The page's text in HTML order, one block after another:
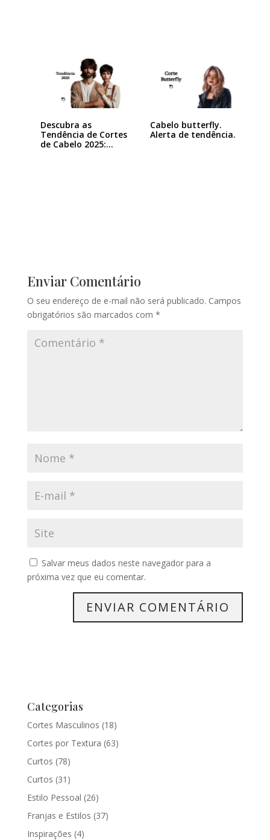
Descubra as
Tendência de Cortes
de Cabelo 2025:…
Cabelo butterfly.
Alerta de tendência.
Enviar Comentário
O seu endereço de e-mail não será publicado. Campos
obrigatórios são marcados com *
Salvar meus dados neste navegador para a
próxima vez que eu comentar.
Categorias
Cortes Masculinos (18)
Cortes por Textura (63)
Curtos (78)
Curtos (31)
Estilo Pessoal (26)
Franjas e Estilos (37)
Inspirações (4)